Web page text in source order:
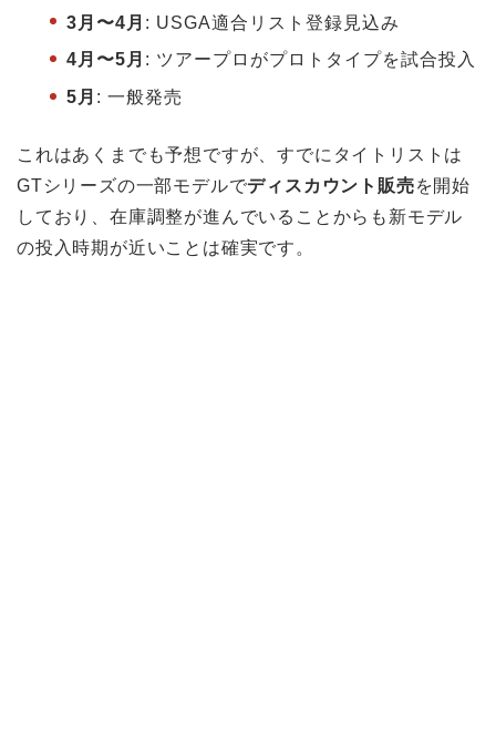
3月〜4月 : USGA適合リスト登録見込み
4月〜5月 : ツアープロがプロトタイプを試合投入
5月 : 一般発売
これはあくまでも予想ですが、すでにタイトリストは
GTシリーズの一部モデルでディスカウント販売を開始
しており、在庫調整が進んでいることからも新モデル
の投入時期が近いことは確実です。